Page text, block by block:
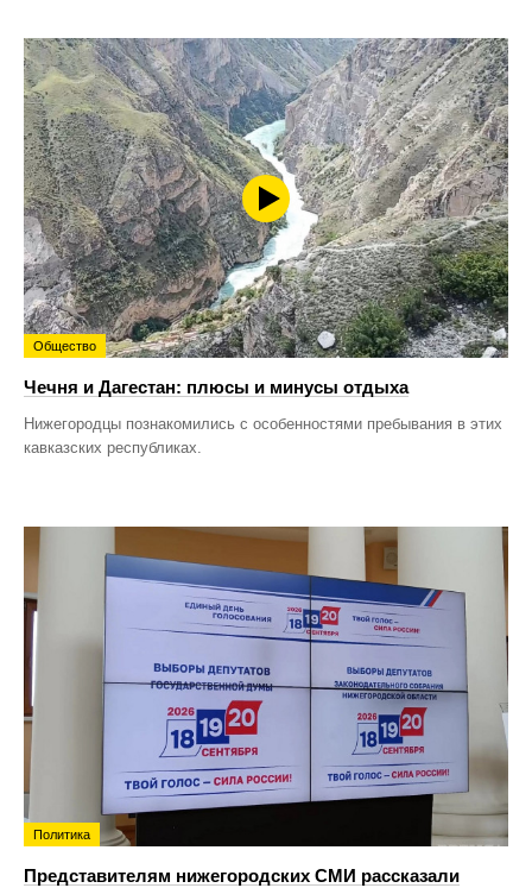
Общество
Чечня и Дагестан: плюсы и минусы отдыха
Нижегородцы познакомились с особенностями пребывания в этих
кавказских республиках.
Политика
Представителям нижегородских СМИ рассказали